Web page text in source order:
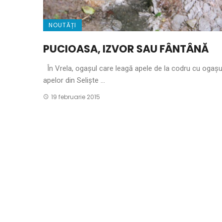
NOUTĂȚI
PUCIOASA, IZVOR SAU FÂNTÂNĂ
În Vrela, ogaşul care leagă apele de la codru cu
apelor din Selişte ...
19 februarie 2015